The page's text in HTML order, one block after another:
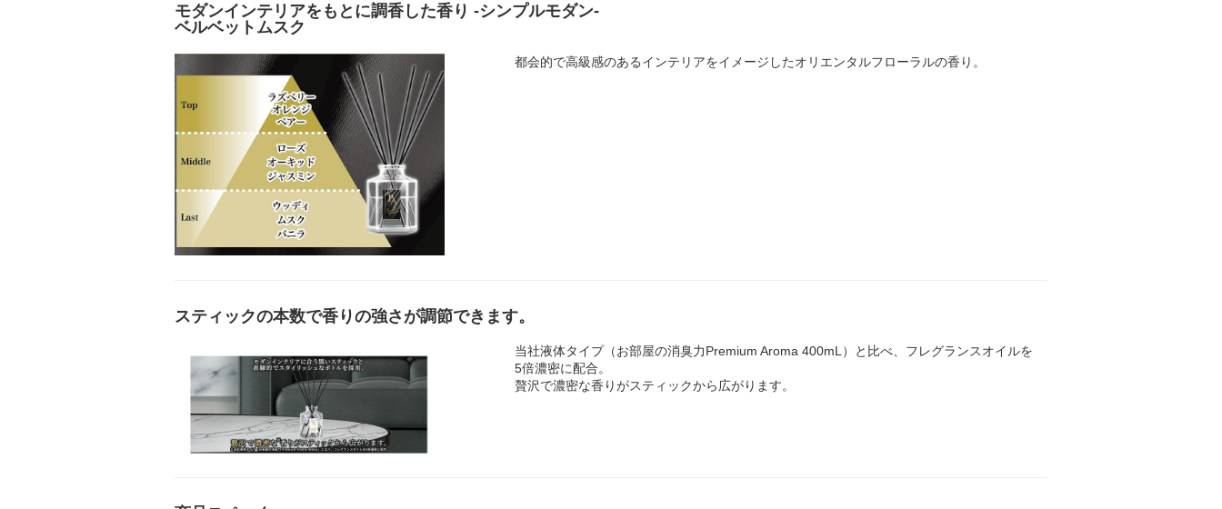
モダンインテリアをもとに調香した香り -シンプルモダン-
ベルベットムスク
都会的で高級感のあるインテリアをイメージしたオリエンタルフローラルの香り。
スティックの本数で香りの強さが調節できます。
当社液体タイプ（お部屋の消臭力Premium Aroma 400mL）と比べ、フレグランスオイルを
5倍濃密に配合。
贅沢で濃密な香りがスティックから広がります。